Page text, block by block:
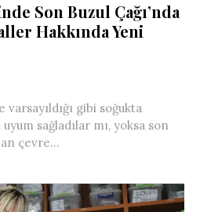
Son Buzul Çağı’nda
Hakkında Yeni
gibi soğukta
sağladılar mı, yoksa son
çevre...